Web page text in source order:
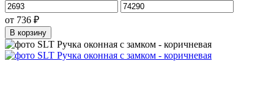
от 736 ₽
В корзину